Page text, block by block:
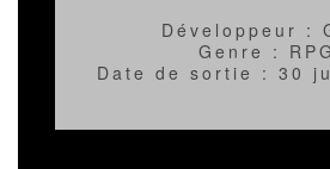
Développeur :
Genre : RPG
Date de sortie : 30